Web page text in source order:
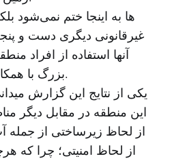
غیرقانونی دیگری دست و
آنها استفاده از افراد
بزرگ با همکاری نیروهای امنیتی است.
یکی از نتایج این گزارش
این منطقه در مقابل دیگر
از لحاظ زیرساختی از جمله
از لحاظ امنیتی؛ چرا که